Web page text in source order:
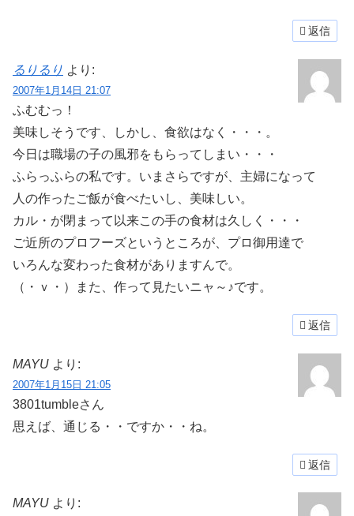
返信
るりるり より:
2007年1月14日 21:07
ふむむっ！
美味しそうです、しかし、食欲はなく・・・。
今日は職場の子の風邪をもらってしまい・・・
ふらっふらの私です。いまさらですが、主婦になって
人の作ったご飯が食べたいし、美味しい。
カル・が閉まって以来この手の食材は久しく・・・
ご近所のプロフーズというところが、プロ御用達で
いろんな変わった食材がありますんで。
（・ｖ・）また、作って見たいニャ～♪です。
返信
MAYU より:
2007年1月15日 21:05
3801tumbleさん
思えば、通じる・・ですか・・ね。
返信
MAYU より: